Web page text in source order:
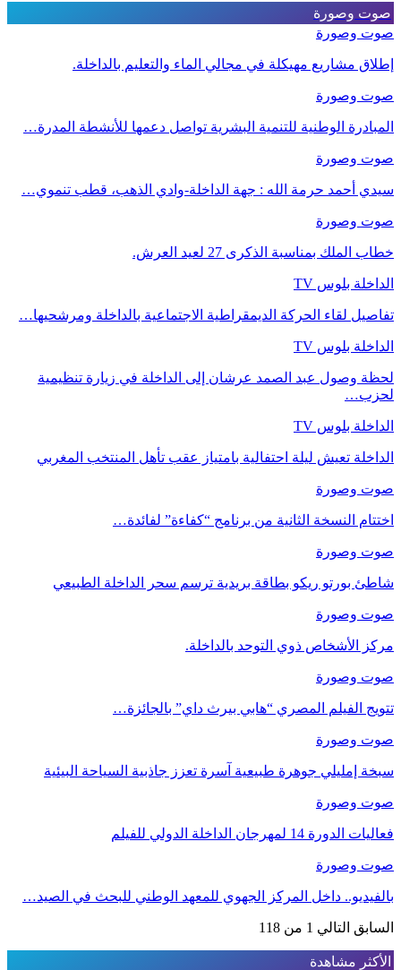
صوت وصورة
صوت وصورة
إطلاق مشاريع مهيكلة في مجالي الماء والتعليم بالداخلة.
صوت وصورة
المبادرة الوطنية للتنمية البشرية تواصل دعمها للأنشطة المدرة…
صوت وصورة
سيدي أحمد حرمة الله : جهة الداخلة-وادي الذهب، قطب تنموي…
صوت وصورة
خطاب الملك بمناسبة الذكرى 27 لعيد العرش.
الداخلة بلوس TV
تفاصيل لقاء الحركة الديمقراطية الاجتماعية بالداخلة ومرشحيها…
الداخلة بلوس TV
لحظة وصول عبد الصمد عرشان إلى الداخلة في زيارة تنظيمية
لحزب…
الداخلة بلوس TV
الداخلة تعيش ليلة احتفالية بامتياز عقب تأهل المنتخب المغربي
صوت وصورة
اختتام النسخة الثانية من برنامج “كفاءة” لفائدة…
صوت وصورة
شاطئ بورتو ريكو بطاقة بريدية ترسم سحر الداخلة الطبيعي
صوت وصورة
مركز الأشخاص ذوي التوحد بالداخلة.
صوت وصورة
تتويج الفيلم المصري “هابي بيرث داي” بالجائزة…
صوت وصورة
سبخة إمليلي جوهرة طبيعية آسرة تعزز جاذبية السياحة البيئية
صوت وصورة
فعاليات الدورة 14 لمهرجان الداخلة الدولي للفيلم
صوت وصورة
بالفيديو.. داخل المركز الجهوي للمعهد الوطني للبحث في الصيد…
السابق التالي 1 من 118
الأكثر مشاهدة